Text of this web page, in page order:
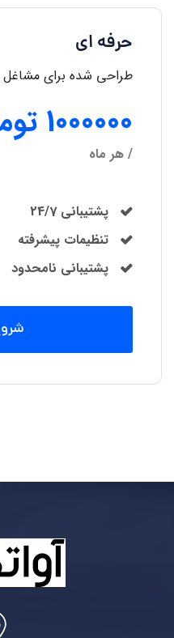
حرفه ای
طراحی شده برای مشاغل
1000000 تومان
/ هر ماه
پشتیبانی 24/7
تنظیمات پیشرفته
پشتیبانی نامحدود